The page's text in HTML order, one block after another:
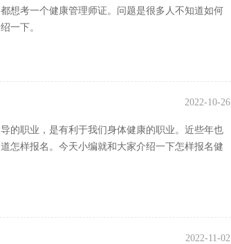
想考一个健康管理师证。问题是很多人不知道如何
一下。
2022-10-26
的职业，是有利于我们身体健康的职业。近些年也
怎样报名。今天小编就和大家介绍一下怎样报名健
2022-11-02